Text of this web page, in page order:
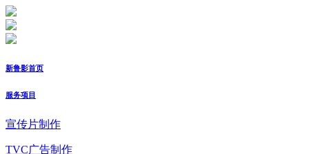
新鲁影首页
服务项目
宣传片制作
TVC广告制作